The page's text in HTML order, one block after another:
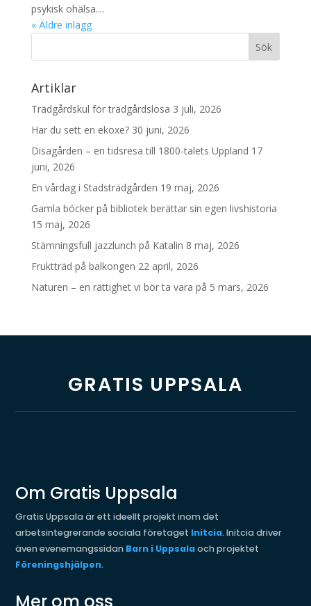
psykisk ohälsa....
« Äldre inlägg
Artiklar
Trädgårdskul för trädgårdslösa 3 juli, 2026
Har du sett en ekoxe? 30 juni, 2026
Disagården – en tidsresa till 1800-talets Uppland 17
juni, 2026
En vårdag i Stadsträdgården 19 maj, 2026
Gamla böcker på bibliotek berättar sin egen livshistoria
15 maj, 2026
Stämningsfull jazzlunch på Katalin 8 maj, 2026
Fruktträd på balkongen 22 april, 2026
Naturen – en rättighet vi bör ta vara på 5 mars, 2026
GRATIS UPPSALA
Om Gratis Uppsala
Gratis Uppsala är ett ideellt projekt inom det
arbetsintegrerande sociala företaget Initcia. Initcia driver
även evenemangssidan Barn i Uppsalaoch projektet
Föreningshjälpen.